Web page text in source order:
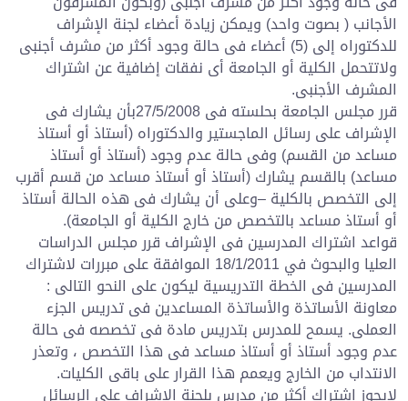
الأجانب ( بصوت واحد) ويمكن زيادة أعضاء لجنة الإشراف
للدكتوراه إلى (5) أعضاء فى حالة وجود أكثر من مشرف أجنبى
ولاتتحمل الكلية أو الجامعة أى نفقات إضافية عن اشتراك
المشرف الأجنبى.
قرر مجلس الجامعة بحلسته فى 27/5/2008بأن يشارك فى
الإشراف على رسائل الماجستير والدكتوراه (أستاذ أو أستاذ
مساعد من القسم) وفى حالة عدم وجود (أستاذ أو أستاذ
مساعد) بالقسم يشارك (أستاذ أو أستاذ مساعد من قسم أقرب
إلى التخصص بالكلية –وعلى أن يشارك فى هذه الحالة أستاذ
أو أستاذ مساعد بالتخصص من خارج الكلية أو الجامعة).
قواعد اشتراك المدرسين فى الإشراف قرر مجلس الدراسات
العليا والبحوث في 18/1/2011 الموافقة على مبررات لاشتراك
المدرسين فى الخطة التدريسية ليكون على النحو التالى :
معاونة الأساتذة والأساتذة المساعدين فى تدريس الجزء
العملى. يسمح للمدرس بتدريس مادة فى تخصصه فى حالة
عدم وجود أستاذ أو أستاذ مساعد فى هذا التخصص ، وتعذر
الانتداب من الخارج ويعمم هذا القرار على باقى الكليات.
لايجوز اشتراك أكثر من مدرس بلجنة الإشراف على الرسائل